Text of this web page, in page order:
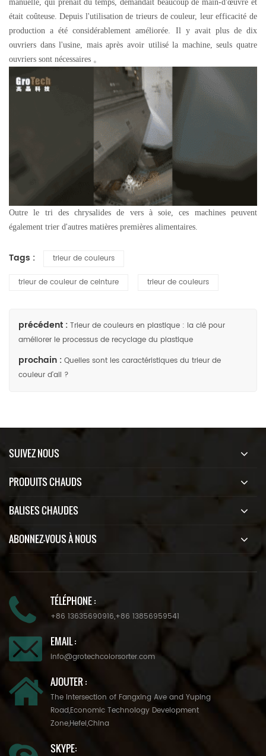
manuelle, qui prenait du temps, demandait beaucoup de main-d'œuvre et
était coûteuse. Depuis l'utilisation de trieurs de couleur, leur efficacité de
production a été considérablement améliorée. Il y avait plus de dix
ouvriers dans l'usine, mais après avoir utilisé la machine, seuls quatre
ouvriers sont nécessaires 。
Outre le tri des chrysalides de vers à soie, ces machines peuvent
également trier d'autres matières premières alimentaires.
Tags : trieur de couleurs
trieur de couleur de ceinture trieur de couleurs
précédent : Trieur de couleurs en plastique : la clé pour
améliorer le processus de recyclage du plastique
prochain : Quelles sont les caractéristiques du trieur de
couleur d'ail ?
SUIVEZ NOUS
PRODUITS CHAUDS
BALISES CHAUDES
ABONNEZ-VOUS À NOUS
TÉLÉPHONE :
+86 13635690916,+86 13856959541
EMAIL :
info@grotechcolorsorter.com
AJOUTER :
The Intersection of Fangxing Ave and Yuping
Road,Economic Technology Development
Zone,Hefei,China
SKYPE: